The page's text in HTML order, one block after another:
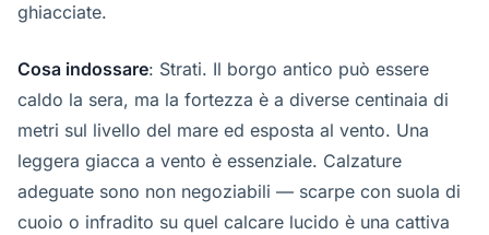
ghiacciate.
Cosa indossare: Strati. Il borgo antico può essere
caldo la sera, ma la fortezza è a diverse centinaia di
metri sul livello del mare ed esposta al vento. Una
leggera giacca a vento è essenziale. Calzature
adeguate sono non negoziabili — scarpe con suola di
cuoio o infradito su quel calcare lucido è una cattiva